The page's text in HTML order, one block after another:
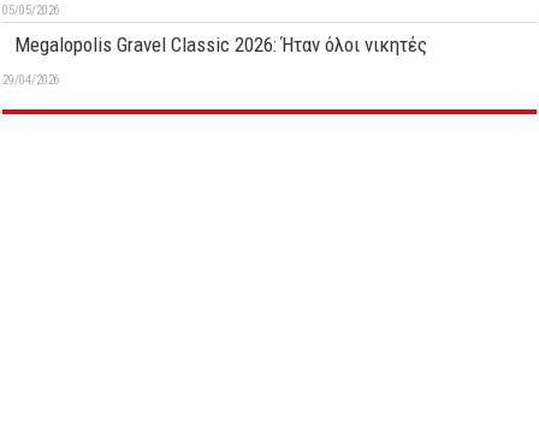
05/05/2026
Megalopolis Gravel Classic 2026: Ήταν όλοι νικητές
29/04/2026